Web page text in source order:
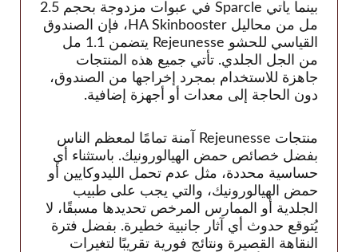
بينما يأتي Sparcle في عبوات مزدوجة بحجم 2.5
مل من محاليل HA Skinbooster، فإن الصندوق
القياسي للحشو Rejeunesse يتضمن 1.1 مل
من الجل الجلدي. تأتي جميع هذه المنتجات
جاهزة للاستخدام بمجرد إخراجها من الصندوق،
دون الحاجة إلى معدات أو أجهزة إضافية.
منتجات Rejeunesse آمنة تمامًا لمعظم الناس
بفضل خصائص حمض الهيالورونيك. باستثناء أي
حساسية محددة، مثل عدم تحمل الليدوكايين أو
حمض الهيالورونيك، والتي يجب على طبيب
الجلدية أو الممارس المرخص تحديدها مسبقًا، لا
يُتوقع حدوث أي آثار جانبية خطيرة. بفضل فترة
النقاهة القصيرة ونتائج فورية تقريبًا لتغيرات